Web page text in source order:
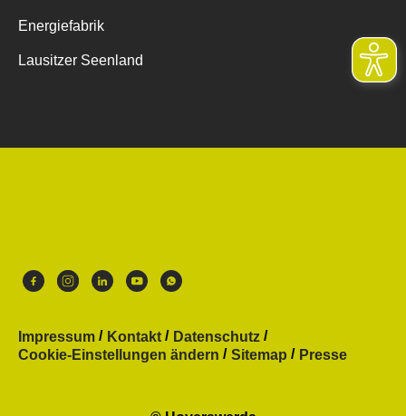
Energiefabrik
Lausitzer Seenland
Impressum Kontakt
Datenschutz
Cookie-Einstellungen ändern
Sitemap Presse